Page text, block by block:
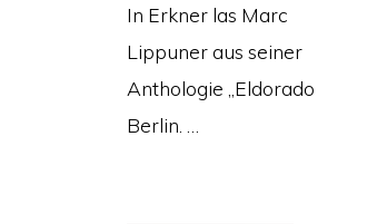
In Erkner las Marc
Lippuner aus seiner
Anthologie „Eldorado
Berlin. …